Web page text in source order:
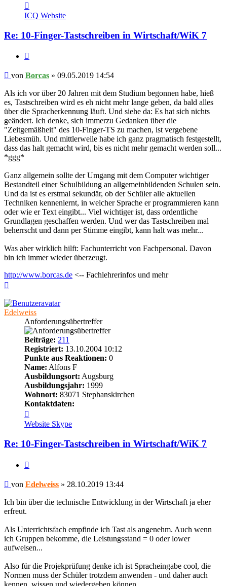
von
Borcas
ICQ Website
Re: 10-Finger-Tastschreiben in Wirtschaft/WiK 7
Beitrag
von Borcas » 09.05.2019 14:54
Als ich vor über 20 Jahren mit dem Studium begonnen habe, hieß
es, Tastschreiben wird es eh nicht mehr lange geben, da bald alles
über die Spracherkennung läuft. Und siehe da: Es hat sich nichts
geändert. Ich denke, sich immerzu Gedanken über die
"Zeitgemäßheit" des 10-Finger-TS zu machen, ist vergebene
Liebesmüh. Und mittlerweile habe ich ganz pragmatisch festgestellt,
dass das halt gemacht wird, bis es nicht mehr gemacht werden soll...
*ggg*
Ganz allgemein sollte der Umgang mit dem Computer wichtiger
Bestandteil einer Schulbildung an allgemeinbildenden Schulen sein.
Und da ist es erstmal sekundär, ob der Schüler alle aktuellen
Techniken kennenlernt, in welcher Sprache er programmieren kann
oder wie er Text eingibt... Viel wichtiger ist, dass ordentliche
Grundlagen geschaffen werden. Und wer das Tastschreiben mal
beherrscht und dann per Stimme eingibt, kann halt was mehr...
Was aber wirklich hilft: Fachunterricht von Fachpersonal. Davon
bin ich immer wieder überzeugt.
http://www.borcas.de <-- Fachlehrerinfos und mehr
Edelweiss
Anforderungsübertreffer
Beiträge: 211
Registriert: 13.10.2004 10:12
Punkte aus Reaktionen: 0
Name: Alfons F
Ausbildungsort: Augsburg
Ausbildungsjahr: 1999
Wohnort: 83071 Stephanskirchen
Kontaktdaten:
von
Edelweiss
Website Skype
Re: 10-Finger-Tastschreiben in Wirtschaft/WiK 7
Beitrag
von Edelweiss » 28.10.2019 13:44
Ich bin über die technische Entwicklung in der Wirtschaft ja eher
erfreut.
Als Unterrichtsfach empfinde ich Tast als angenehm. Auch wenn
ich Gruppen bekomme, die Leistungsstand = 0 oder lower
aufweisen...
Also für die Projekprüfung denke ich ist Spracheingabe cool, die
Normen muss der Schüler trotzdem anwenden - und daher auch
kennen, wissen und wiedergeben können...